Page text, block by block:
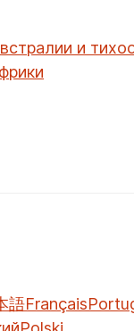
и
語Français